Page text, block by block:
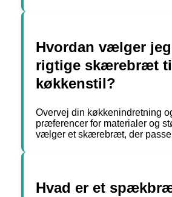
Hvordan vælger
rigtige skærebræt
køkkenstil?
Overvej din køkkenindretning
præferencer for materialer og
vælger et skærebræt, der
Hvad er et